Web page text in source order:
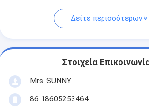
Δείτε περισσότερων
Στοιχεία
Mrs. SUNNY
86 18605253464